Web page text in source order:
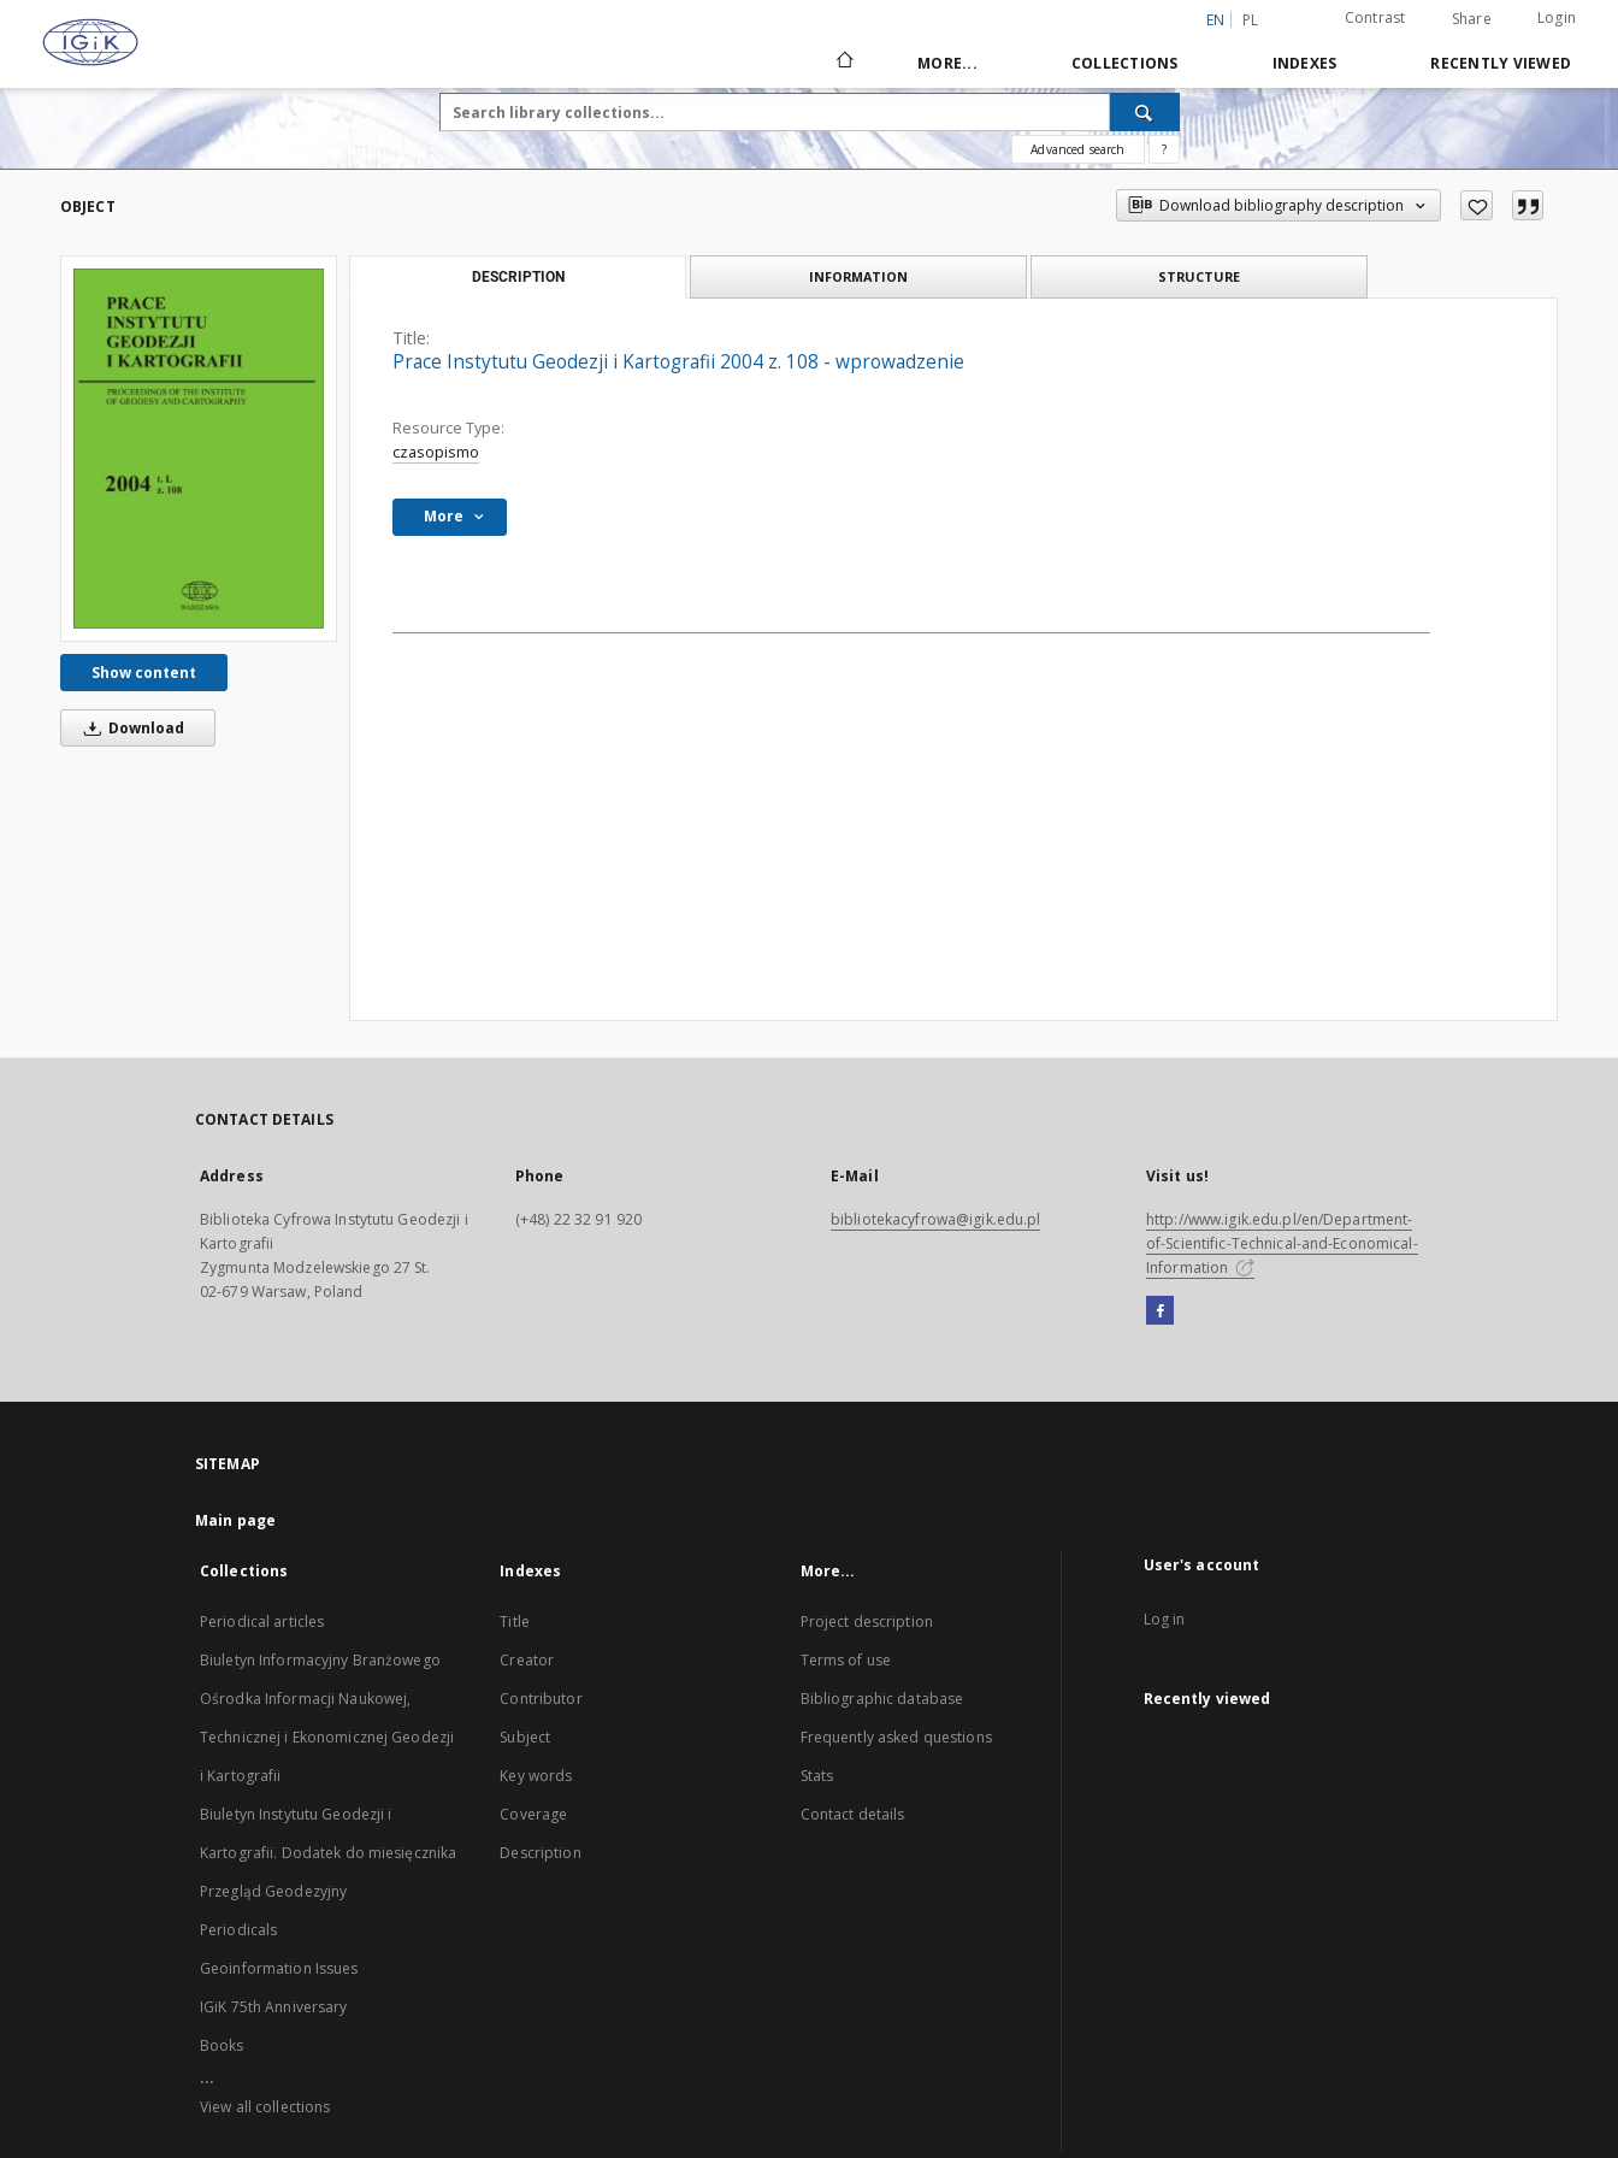
EN PL Contrast Share Login
MORE... COLLECTIONS INDEXES RECENTLY VIEWED
Advanced search ?
OBJECT Download bibliography description
Show content
Download
DESCRIPTION INFORMATION STRUCTURE
Title:
Prace Instytutu Geodezji i Kartografii 2004 z. 108 - wprowadzenie
Resource Type:
czasopismo
More
CONTACT DETAILS
Address
Biblioteka Cyfrowa Instytutu Geodezji i
Kartografii
Zygmunta Modzelewskiego 27 St.
02-679 Warsaw, Poland
Phone
(+48) 22 32 91 920
E-Mail
bibliotekacyfrowa@igik.edu.pl
Visit us!
http://www.igik.edu.pl/en/Department-
of-Scientific-Technical-and-Economical-
Information
Facebook
open
SITEMAP
Main page
Collections
Periodical articles
Biuletyn Informacyjny Branżowego
Ośrodka Informacji Naukowej,
Technicznej i Ekonomicznej Geodezji
i Kartografii
Biuletyn Instytutu Geodezji i
Kartografii. Dodatek do miesięcznika
Przegląd Geodezyjny
Periodicals
Geoinformation Issues
IGiK 75th Anniversary
Books
...
View all collections
Indexes
Title
Creator
Contributor
Subject
Key words
Coverage
Description
More...
Project description
Terms of use
Bibliographic database
Frequently asked questions
Stats
Contact details
User's account
Log in
Recently viewed